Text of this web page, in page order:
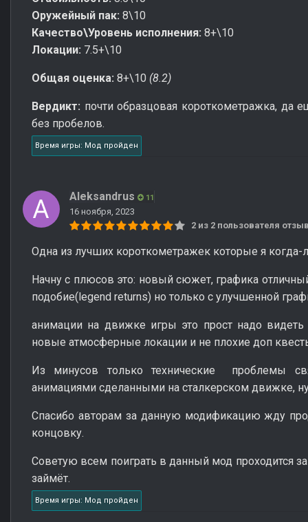
Оружейный пак: 8\10
Качество\Уровень исполнения: 8+\10
Локации: 7.5+\10
Общая оценка: 8+\10 (8.2)
Вердикт: почти образцовая короткометражка, да
без пробелов.
Время игры: Мод пройден
Aleksandrus 11
16 ноября, 2023
2 из 2 пользователя
Одна из лучших короткометражек которые я когда-
Начну с плюсов это: новый сюжет, графика
подобие(legend returns) но только с улучшенной
анимации на движке игры это прост надо
новые атмосферные локации и не плохие доп
Из минусов только технические проблемы
анимациями сделанными на сталкерском движке,
Спасибо авторам за данную модификацию жду
концовку.
Советую всем поиграть в данный мод проходится
займёт.
Время игры: Мод пройден